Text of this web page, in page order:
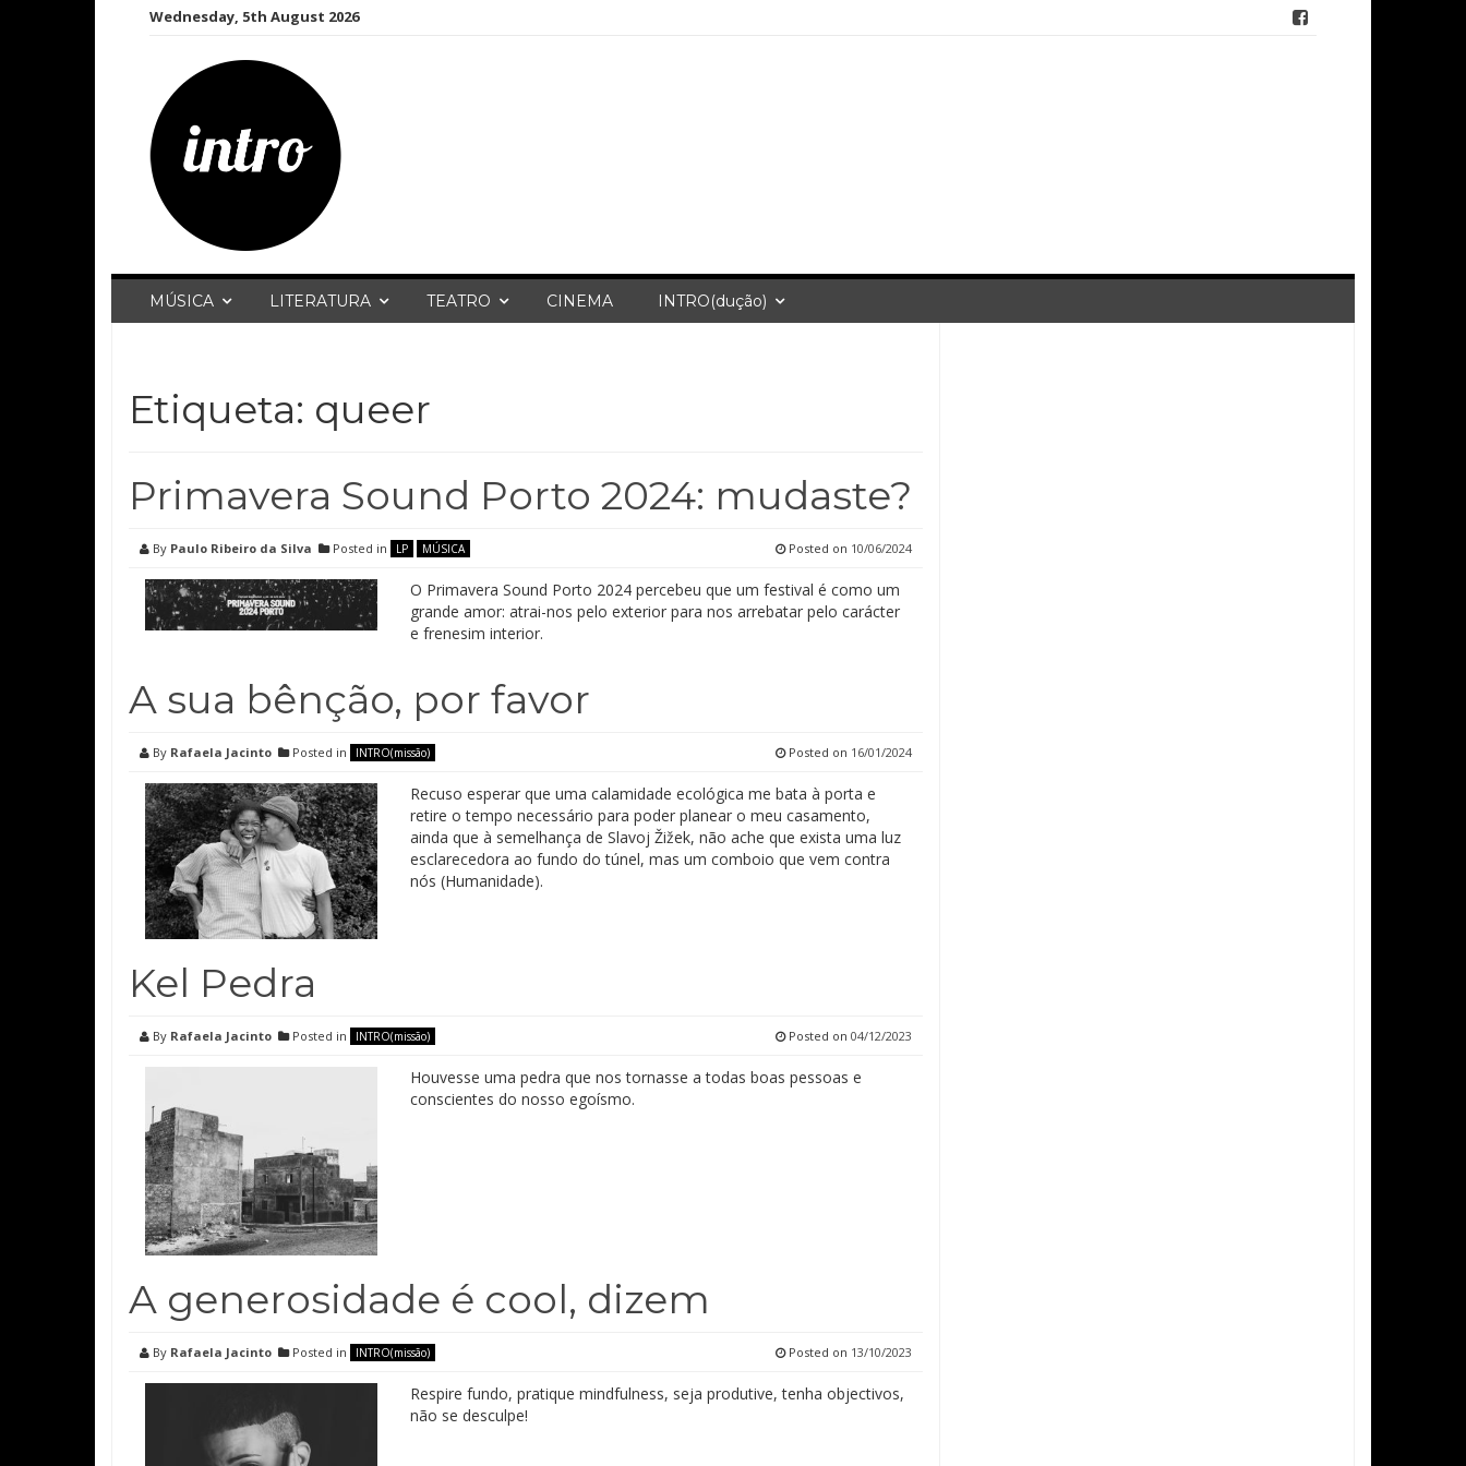
Wednesday, 5th August 2026
MÚSICA LITERATURA TEATRO CINEMA INTRO(dução)
Etiqueta: queer
Primavera Sound Porto 2024: mudaste?
By Paulo Ribeiro da Silva Posted in LP MÚSICA Posted on 10/06/2024
O Primavera Sound Porto 2024 percebeu que um festival é como um
grande amor: atrai-nos pelo exterior para nos arrebatar pelo carácter
e frenesim interior.
A sua bênção, por favor
By Rafaela Jacinto Posted in INTRO(missão) Posted on 16/01/2024
Recuso esperar que uma calamidade ecológica me bata à porta e
retire o tempo necessário para poder planear o meu casamento,
ainda que à semelhança de Slavoj Žižek, não ache que exista uma luz
esclarecedora ao fundo do túnel, mas um comboio que vem contra
nós (Humanidade).
Kel Pedra
By Rafaela Jacinto Posted in INTRO(missão) Posted on 04/12/2023
Houvesse uma pedra que nos tornasse a todas boas pessoas e
conscientes do nosso egoísmo.
A generosidade é cool, dizem
By Rafaela Jacinto Posted in INTRO(missão) Posted on 13/10/2023
Respire fundo, pratique mindfulness, seja produtive, tenha objectivos,
não se desculpe!